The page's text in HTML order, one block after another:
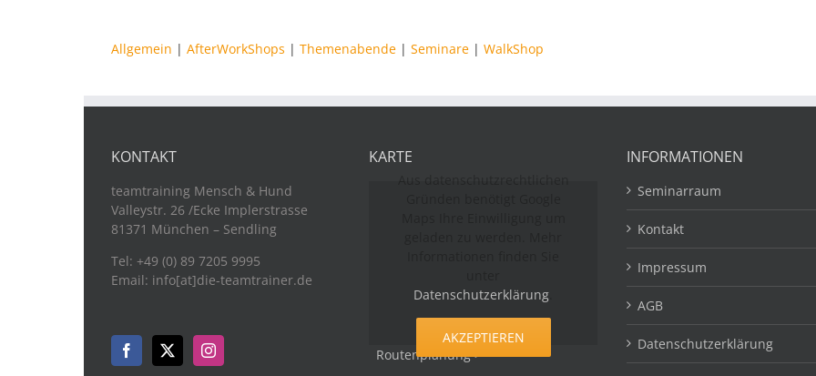
Allgemein | AfterWorkShops | Themenabende | Seminare | WalkShop
KONTAKT
teamtraining Mensch & Hund
Valleystr. 26 /Ecke Implerstrasse
81371 München – Sendling
Tel: +49 (0) 89 7205 9995
Email: info[at]die-teamtrainer.de
KARTE
Datenschutzerklärung
AKZEPTIEREN
Routenplanung >
INFORMATIONEN
Seminarraum
Kontakt
Impressum
AGB
Datenschutzerklärung